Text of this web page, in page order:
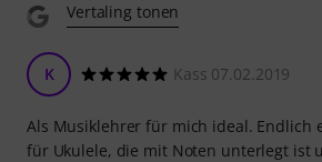
Vertaling tonen
K Kass 07.02.2019
Als Musiklehrer für mich ideal. Endlich
für Ukulele, die mit Noten unterlegt ist